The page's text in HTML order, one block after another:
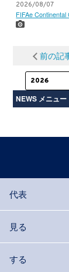
2026/08/07
FIFAe
前の記
NEWS メニュー
代表
見る
する